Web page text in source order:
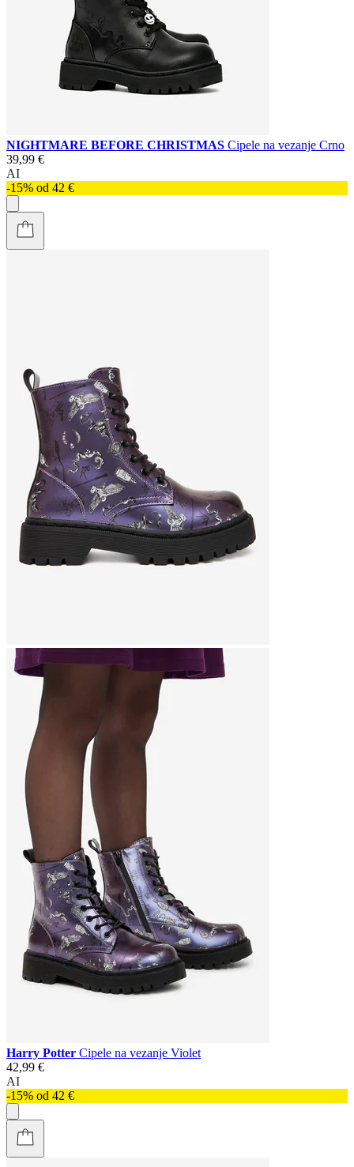
NIGHTMARE BEFORE CHRISTMAS Cipele na vezanje Crno
39,99 €
AI
-15% od 42 €
Harry Potter Cipele na vezanje Violet
42,99 €
AI
-15% od 42 €